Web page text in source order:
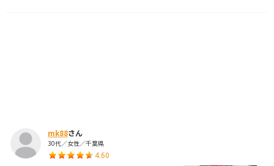
mk88さん
30代／女性／千葉県
4.60